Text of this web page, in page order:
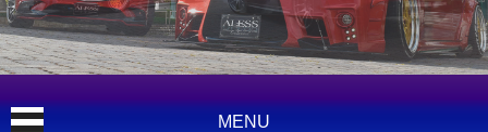
MENU